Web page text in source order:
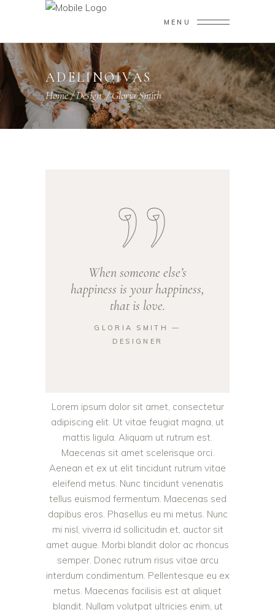
MENU
ADELINOIVAS
Home/Design/Gloria Smith
When someone else’s
happiness is your happiness,
that is love.
GLORIA SMITH ―
DESIGNER
Lorem ipsum dolor sit amet, consectetur
adipiscing elit. Ut vitae feugiat magna, ut
mattis ligula. Aliquam ut rutrum est.
Maecenas sit amet scelerisque orci.
Aenean et ex ut elit tincidunt rutrum vitae
eleifend metus. Nunc tincidunt venenatis
tellus euismod fermentum. Maecenas sed
dapibus eros. Phasellus eu mi metus. Nunc
mi nisl, viverra id sollicitudin et, auctor sit
amet augue. Morbi blandit dolor ac rhoncus
semper. Donec rutrum risus vitae arcu
interdum condimentum. Pellentesque eu ex
metus. Maecenas facilisis est at aliquet
blandit. Nullam volutpat ultricies enim, ut